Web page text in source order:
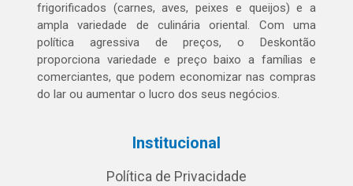
frigorificados (carnes, aves, peixes e queijos) e a
ampla variedade de culinária oriental. Com uma
política agressiva de preços, o Deskontão
proporciona variedade e preço baixo a famílias e
comerciantes, que podem economizar nas compras
do lar ou aumentar o lucro dos seus negócios.
Institucional
Política de Privacidade